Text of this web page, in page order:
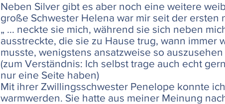
Neben Silver gibt es aber noch eine weitere
große Schwester Helena war mir seit der
„ ... neckte sie mich, während sie sich neben
ausstreckte, die sie zu Hause trug, wann
musste, wenigstens ansatzweise so
(zum Verständnis: Ich selbst trage auch echt
nur eine Seite haben)
Mit ihrer Zwillingsschwester Penelope konnte
warmwerden. Sie hatte aus meiner Meinung